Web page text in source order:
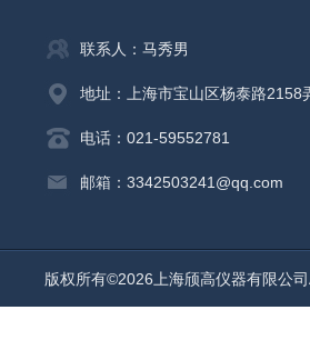
联系人：马秀男
地址：上海市宝山区杨泰路2158
电话：021-59552781
邮箱：3342503241@qq.com
版权所有©2026上海颀高仪器有限公